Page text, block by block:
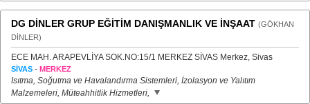
DG DİNLER GRUP EĞİTİM DANIŞMANLIK VE İNŞAAT (GÖKHAN
DİNLER)
ECE MAH. ARAPEVLİYA SOK.NO:15/1 MERKEZ SİVAS Merkez, Sivas
SİVAS - MERKEZ
Isıtma, Soğutma ve Havalandırma Sistemleri, İzolasyon ve Yalıtım
Malzemeleri, Müteahhitlik Hizmetleri,